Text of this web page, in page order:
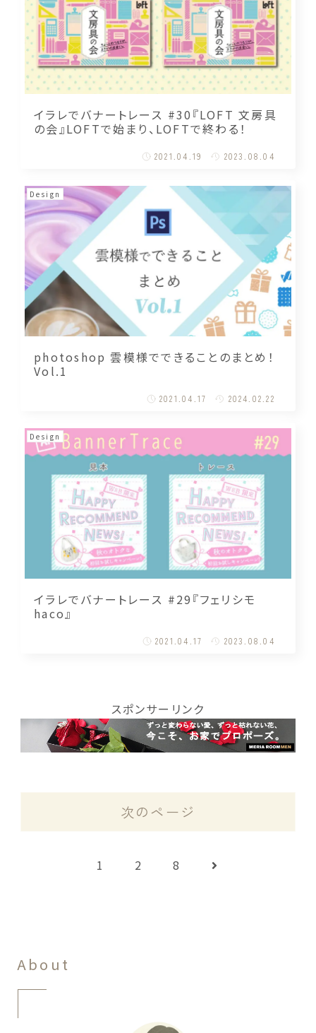
イラレでバナートレース #30『LOFT 文房具
の会』LOFTで始まり、LOFTで終わる！
2021.04.19 2023.08.04
Design
photoshop 雲模様でできることのまとめ！
Vol.1
2021.04.17 2024.02.22
Design
イラレでバナートレース #29『フェリシモ
haco』
2021.04.17 2023.08.04
スポンサーリンク
次のページ
1 2 8
次
About